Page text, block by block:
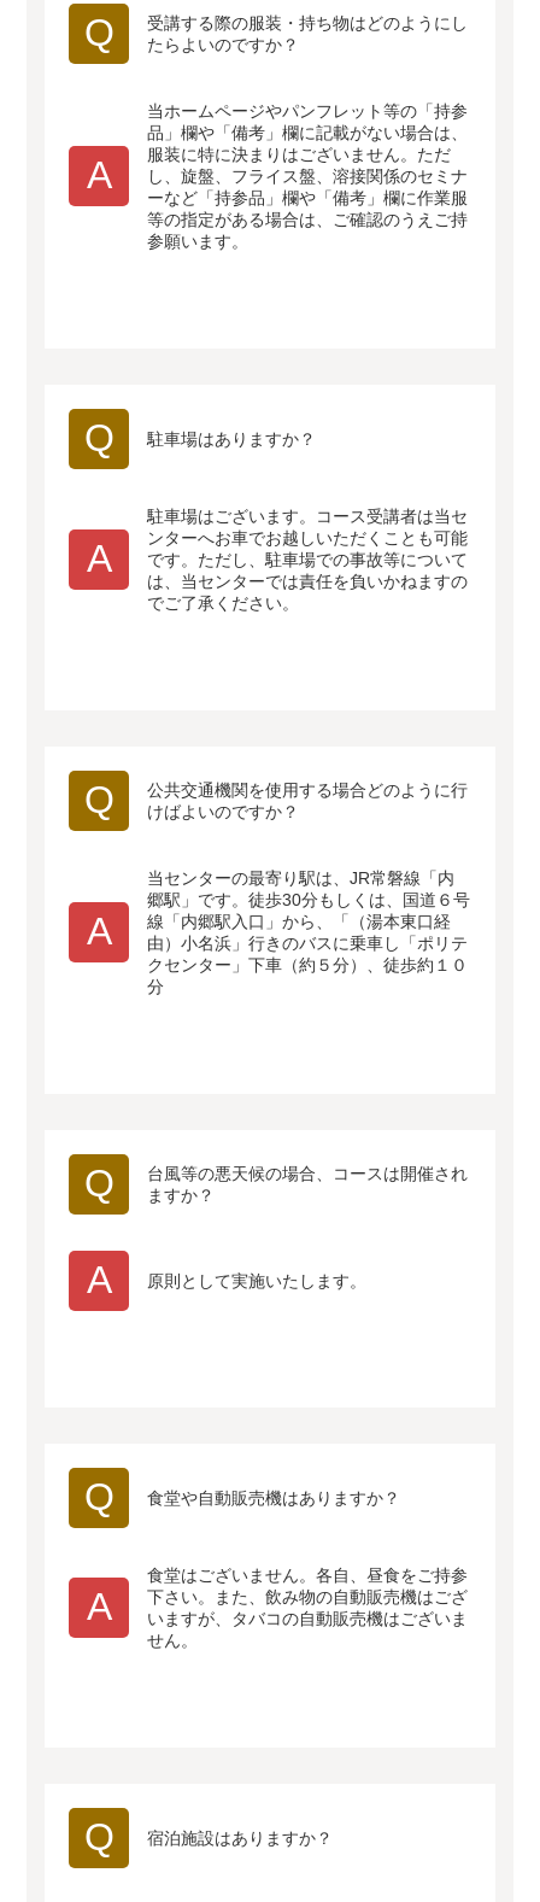
Q
受講する際の服装・持ち物はどのようにし
たらよいのですか？
A
当ホームページやパンフレット等の「持参
品」欄や「備考」欄に記載がない場合は、
服装に特に決まりはございません。ただ
し、旋盤、フライス盤、溶接関係のセミナ
ーなど「持参品」欄や「備考」欄に作業服
等の指定がある場合は、ご確認のうえご持
参願います。
Q 駐車場はありますか？
A
駐車場はございます。コース受講者は当セ
ンターへお車でお越しいただくことも可能
です。ただし、駐車場での事故等について
は、当センターでは責任を負いかねますの
でご了承ください。
Q
公共交通機関を使用する場合どのように行
けばよいのですか？
A
当センターの最寄り駅は、JR常磐線「内
郷駅」です。徒歩30分もしくは、国道６号
線「内郷駅入口」から、「（湯本東口経
由）小名浜」行きのバスに乗車し「ポリテ
クセンター」下車（約５分）、徒歩約１０
分
Q
台風等の悪天候の場合、コースは開催され
ますか？
A 原則として実施いたします。
Q 食堂や自動販売機はありますか？
A
食堂はございません。各自、昼食をご持参
下さい。また、飲み物の自動販売機はござ
いますが、タバコの自動販売機はございま
せん。
Q 宿泊施設はありますか？